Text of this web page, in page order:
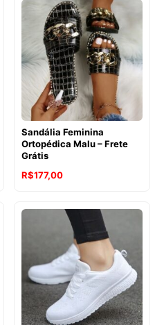
Sandália Feminina
Ortopédica Malu – Frete
Grátis
R$177,00